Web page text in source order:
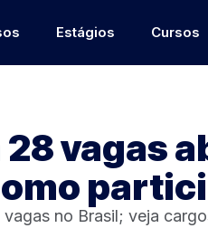
Estágios Cursos
vagas
no Brasil; veja